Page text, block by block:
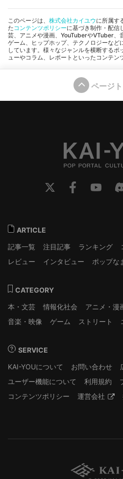
このページは、 株式会社カイユウに所属す
た コンテンツポリシーに基づき制作・配信
芸、アニメや漫画、YouTuberやVTuber、
ゲーム、ヒップホップ、テクノロジーなど
しています。様々なジャンルを横断する
ューやコラム、レポートといったコンテン
ページ
ARTICLE
記事一覧
注目記事 ランキング
レビュー
インタビュー ポップな
CATEGORY
本・文芸
情報化社会 アニメ・漫
音楽・映像
ゲーム ストリート
SERVICE
KAI-YOUについて
お問い合わせ
ユーザー機能について
利用規約
コンテンツポリシー
運営会社